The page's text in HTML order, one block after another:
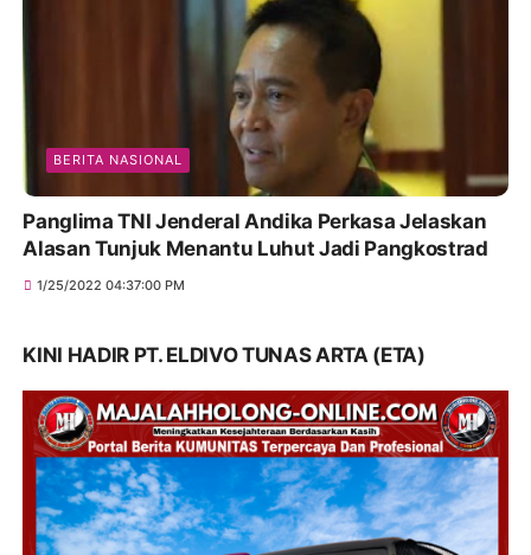
BERITA NASIONAL
Panglima TNI Jenderal Andika Perkasa Jelaskan
Alasan Tunjuk Menantu Luhut Jadi Pangkostrad
1/25/2022 04:37:00 PM
KINI HADIR PT. ELDIVO TUNAS ARTA (ETA)